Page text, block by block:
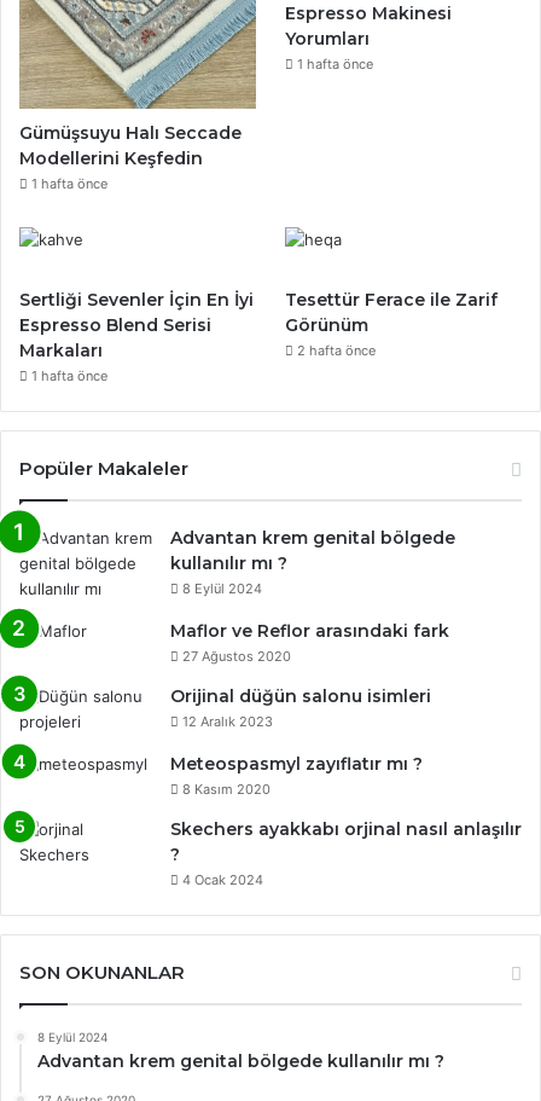
Gümüşsuyu Halı Seccade
Modellerini Keşfedin
1 hafta önce
Espresso Makinesi
Yorumları
1 hafta önce
Sertliği Sevenler İçin En İyi
Espresso Blend Serisi
Markaları
1 hafta önce
Tesettür Ferace ile Zarif
Görünüm
2 hafta önce
Popüler Makaleler
Advantan krem genital bölgede
kullanılır mı ?
8 Eylül 2024
Maflor ve Reflor arasındaki fark
27 Ağustos 2020
Orijinal düğün salonu isimleri
12 Aralık 2023
Meteospasmyl zayıflatır mı ?
8 Kasım 2020
Skechers ayakkabı orjinal nasıl anlaşılır
?
4 Ocak 2024
SON OKUNANLAR
8 Eylül 2024
Advantan krem genital bölgede kullanılır mı ?